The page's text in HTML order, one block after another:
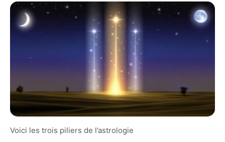
Voici les trois piliers de l’astrologie